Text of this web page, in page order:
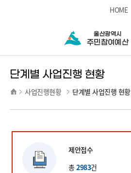
HOME
단계별 사업진행 현황
사업진행현황 단계별 사업진행 현황
제안접수
총2983건